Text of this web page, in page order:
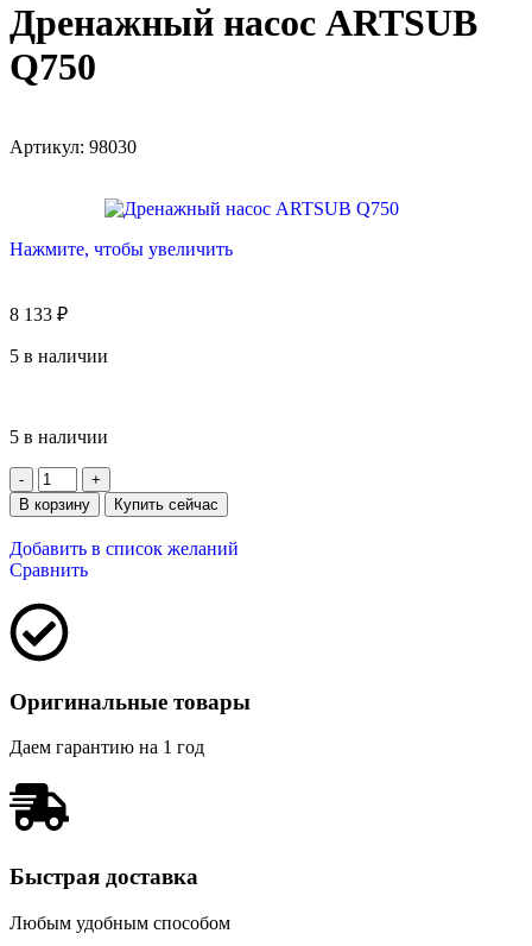
Дренажный насос ARTSUB
Q750
Артикул: 98030
Нажмите, чтобы увеличить
8 133 ₽
5 в наличии
5 в наличии
В корзину Купить сейчас
Добавить в список желаний
Сравнить
Оригинальные товары
Даем гарантию на 1 год
Быстрая доставка
Любым удобным способом